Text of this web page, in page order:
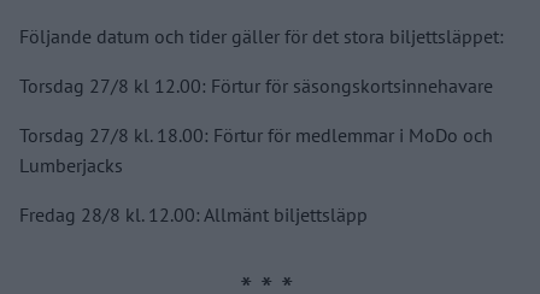
Följande datum och tider gäller för det stora biljettsläppet:
Torsdag 27/8 kl 12.00: Förtur för säsongskortsinnehavare
Torsdag 27/8 kl. 18.00: Förtur för medlemmar i MoDo och
Lumberjacks
Fredag 28/8 kl. 12.00: Allmänt biljettsläpp